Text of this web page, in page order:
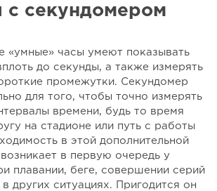
с секундомером
«умные» часы умеют показывать
до секунды, а также измерять
промежутки. Секундомер
для того, чтобы точно измерять
времени, будь то время
на стадионе или путь с работы
в этой дополнительной
в первую очередь у
плавании, беге, совершении серий
других ситуациях. Пригодится он